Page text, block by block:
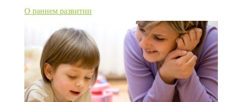
О раннем развитии